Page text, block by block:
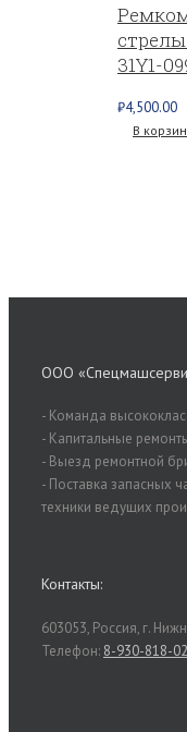
31Y1-
₽4,500.00
В
ООО
- Команда
- Капитальные
- Выезд ремонтной
- Поставка запасных
техники ведущих
Контакты:
603053, Россия, г.
Телефон: 8-930-818-